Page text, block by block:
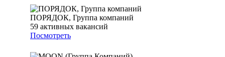
ПОРЯДОК, Группа компаний
59 активных вакансий
Посмотреть